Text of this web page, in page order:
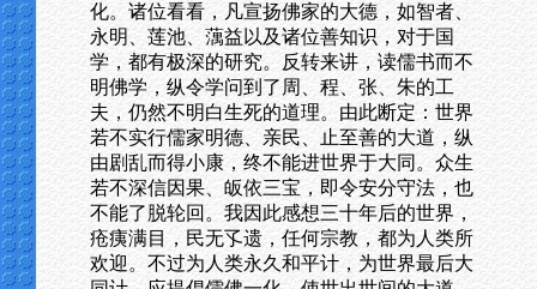
化。诸位看看，凡宣扬佛家的大德，如智者、
永明、莲池、蕅益以及诸位善知识，对于国
学，都有极深的研究。反转来讲，读儒书而不
明佛学，纵令学问到了周、程、张、朱的工
夫，仍然不明白生死的道理。由此断定：世界
若不实行儒家明德、亲民、止至善的大道，纵
由剧乱而得小康，终不能进世界于大同。众生
若不深信因果、皈依三宝，即令安分守法，也
不能了脱轮回。我因此感想三十年后的世界，
疮痍满目，民无孓遗，任何宗教，都为人类所
欢迎。不过为人类永久和平计，为世界最后大